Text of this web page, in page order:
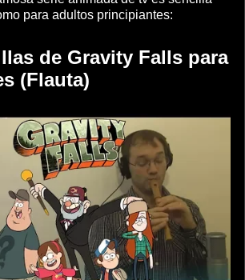
para adultos principiantes:
de Gravity Falls para
(Flauta)